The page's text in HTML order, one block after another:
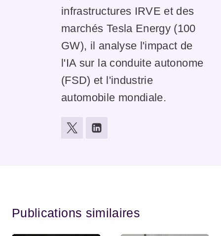
infrastructures IRVE et des
marchés Tesla Energy (100
GW), il analyse l'impact de
l'IA sur la conduite autonome
(FSD) et l'industrie
automobile mondiale.
Publications similaires